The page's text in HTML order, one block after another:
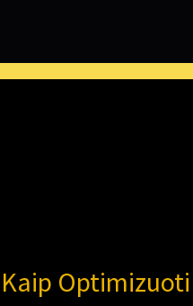
Kaip
Kaip